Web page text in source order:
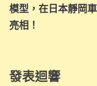
導
覽
模型，在日本靜岡
亮相！
發表迴響